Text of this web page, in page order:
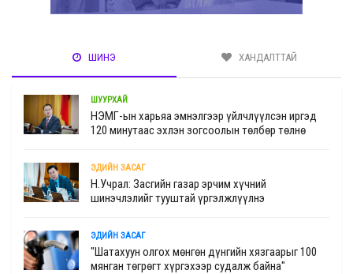
ШИНЭ ХАНДАЛТТАЙ
ШУУРХАЙ
НЭМГ-ын харьяа эмнэлгээр үйлчлүүлсэн иргэд
120 минутаас эхлэн зогсоолын төлбөр төлнө
ЭДИЙН ЗАСАГ
Н.Учрал: Засгийн газар эрчим хүчний
шинэчлэлийг тууштай үргэлжлүүлнэ
ЭДИЙН ЗАСАГ
"Шатахуун олгох мөнгөн дүнгийн хязгаарыг 100
мянган төгрөгт хүргэхээр судалж байна"